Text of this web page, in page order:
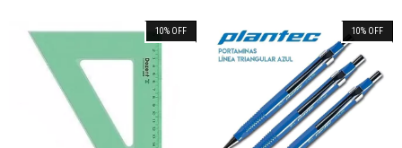
10% OFF 10% OFF